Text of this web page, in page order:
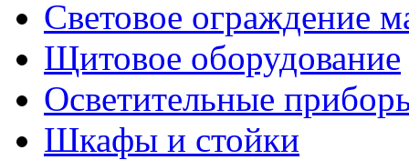
Световое ограждение
Щитовое оборудование
Осветительные
Шкафы и стойки